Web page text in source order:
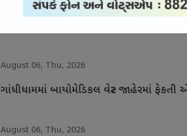
August 06, Thu, 2026
ગાંધીધામમાં બાયોમેડિકલ વેસ્ટ જાહેરમાં
August 06, Thu, 2026